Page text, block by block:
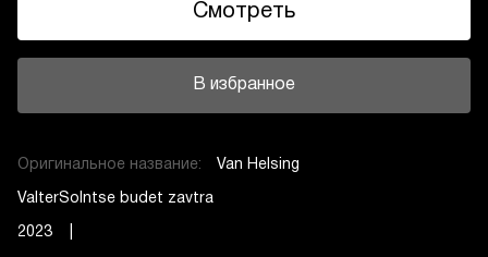
Смотреть
В избранное
Оригинальное название: Van Helsing
ValterSolntse budet zavtra
2023 |